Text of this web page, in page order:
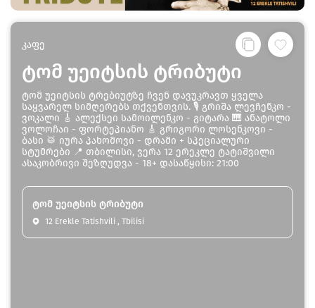
კაფე
ტომ უეიტსის ტრიბუტი
ტომ უეიტსის ტრებიუტზე ჩვენ დავუკრავთ ყველა
საყვარელ სიმღერებს თქვენთვის. 🎙️ გრიშა ლევჩენკო -
ვოკალი 🎸 ალექსეი სამოილენკო - გიტარა 🎹 ანატოლი
ვოლოჩაი - ფორტეპიანო 🎸 გრიგორი ლოსენკოვი -
ბასი 🥁 იურა პახომოვი - დრამი + სპეციალური
სტუმრები 📍 თბილისი, ვერა 12 ერეკლე ტატიშვილი
ასაკობრივი შეზღუდვა - 18+ დასაწყისი: 21:00
ტომ უეიტსის ტრიბუტი
12 Erekle Tatishvili , Tbilisi